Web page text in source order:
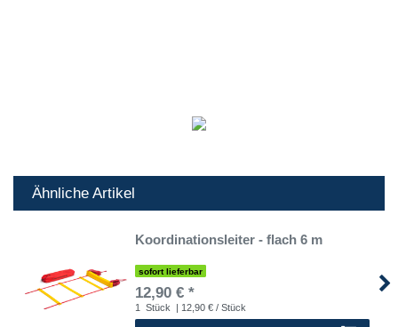
Ähnliche Artikel
Koordinationsleiter - flach 6 m
sofort lieferbar
12,90 € *
1 Stück | 12,90 € / Stück